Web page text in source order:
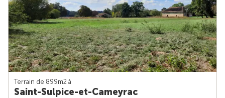
Terrain de 899m2 à
Saint-Sulpice-et-Cameyrac